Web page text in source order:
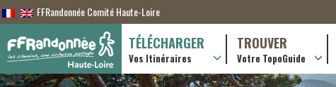
FFRandonnée Comité Haute-Loire
TÉLÉCHARGER
Vos Itinéraires
TROUVER
Votre TopoGuide
Randonnées itinerantes